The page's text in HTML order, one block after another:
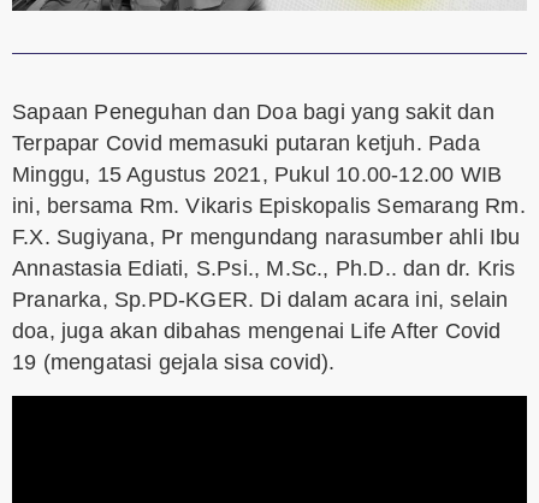
Sapaan Peneguhan dan Doa bagi yang sakit dan
Terpapar Covid memasuki putaran ketjuh. Pada
Minggu, 15 Agustus 2021, Pukul 10.00-12.00 WIB
ini, bersama Rm. Vikaris Episkopalis Semarang Rm.
F.X. Sugiyana, Pr mengundang narasumber ahli Ibu
Annastasia Ediati, S.Psi., M.Sc., Ph.D.. dan dr. Kris
Pranarka, Sp.PD-KGER. Di dalam acara ini, selain
doa, juga akan dibahas mengenai Life After Covid
19 (mengatasi gejala sisa covid).